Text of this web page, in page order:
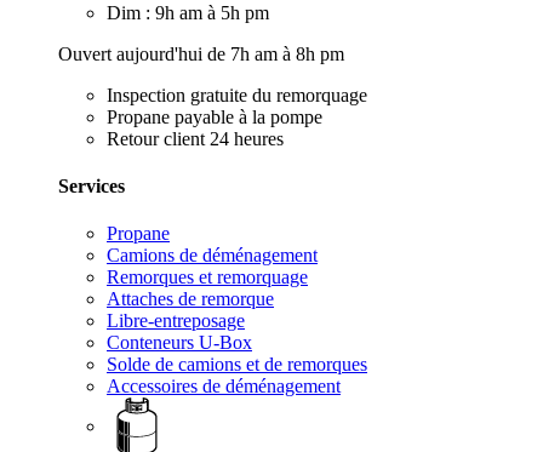
Dim : 9h am à 5h pm
Ouvert aujourd'hui de 7h am à 8h pm
Inspection gratuite du remorquage
Propane payable à la pompe
Retour client 24 heures
Services
Propane
Camions de déménagement
Remorques et remorquage
Attaches de remorque
Libre-entreposage
Conteneurs U-Box
Solde de camions et de remorques
Accessoires de déménagement